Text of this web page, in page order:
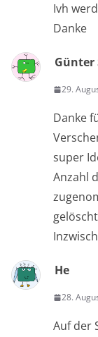
Ivh
Danke
Günter
29.
Danke
super
Anzahl
He
28.
Auf der